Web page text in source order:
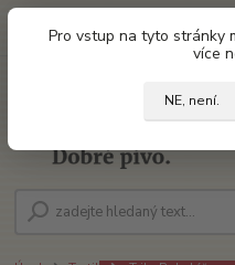
Pro vstup na tyto stránky
více
NE, není.